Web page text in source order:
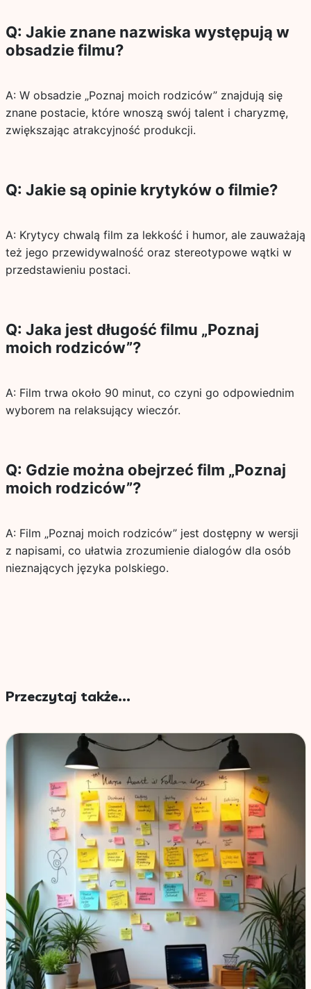
Q: Jakie znane nazwiska występują w
obsadzie filmu?
A: W obsadzie „Poznaj moich rodziców” znajdują się
znane postacie, które wnoszą swój talent i charyzmę,
zwiększając atrakcyjność produkcji.
Q: Jakie są opinie krytyków o filmie?
A: Krytycy chwalą film za lekkość i humor, ale zauważają
też jego przewidywalność oraz stereotypowe wątki w
przedstawieniu postaci.
Q: Jaka jest długość filmu „Poznaj
moich rodziców”?
A: Film trwa około 90 minut, co czyni go odpowiednim
wyborem na relaksujący wieczór.
Q: Gdzie można obejrzeć film „Poznaj
moich rodziców”?
A: Film „Poznaj moich rodziców” jest dostępny w wersji
z napisami, co ułatwia zrozumienie dialogów dla osób
nieznających języka polskiego.
Przeczytaj także...